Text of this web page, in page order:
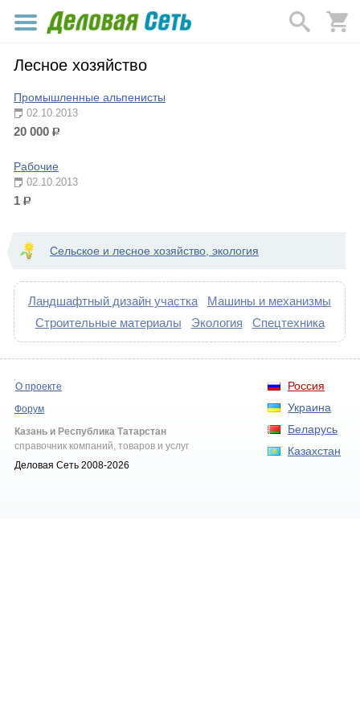
Лесное хозяйство
Промышленные альпенисты
02.10.2013
20 000 р.
Рабочие
02.10.2013
1 р.
Сельское и лесное хозяйство, экология
Ландшафтный дизайн участка
Машины и механизмы
Строительные материалы
Экология Спецтехника
Россия
Украина
Беларусь
Казахстан
О проекте
Форум
Казань и Республика Татарстан
справочник компаний, товаров и услуг
Деловая Сеть 2008-2026